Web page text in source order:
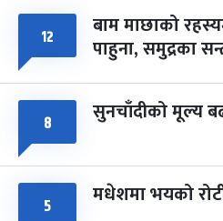
८ फागुपूर्णिमा
चैत्र ८, २०८३-Mar 22, 2027
१२ बाम माछाको
पाहुना, समुद्रका
८ सुनचाँदीको मूल्य
५ मधेशमा भयको